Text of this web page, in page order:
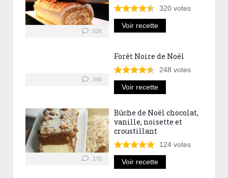
526
320 votes
Voir recette
345
Forêt Noire de Noël
248 votes
Voir recette
175
Bûche de Noël chocolat,
vanille, noisette et
croustillant
124 votes
Voir recette